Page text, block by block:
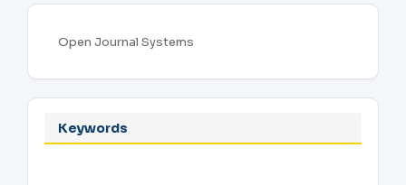
Developed
Open Journal Systems
Keywords